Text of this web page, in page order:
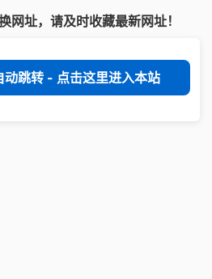
网址，请及时收藏最新网址！
动跳转 - 点击这里进入本站